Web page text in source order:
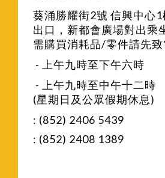
葵涌勝耀街2號 信興中心
出口，新都會廣場對出乘
需購買消耗品/零件請先
- 上午九時至下午六時
- 上午九時至中午十二時
(星期日及公眾假期休息)
: (852) 2406 5439
: (852) 2408 1389